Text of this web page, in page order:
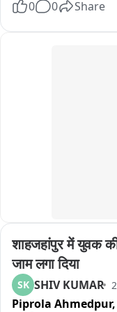
0 0 Share
शाहजहांपुर में युवक
जाम लगा दिया
SK SHIV KUMAR
Piprola Ahmedpur,